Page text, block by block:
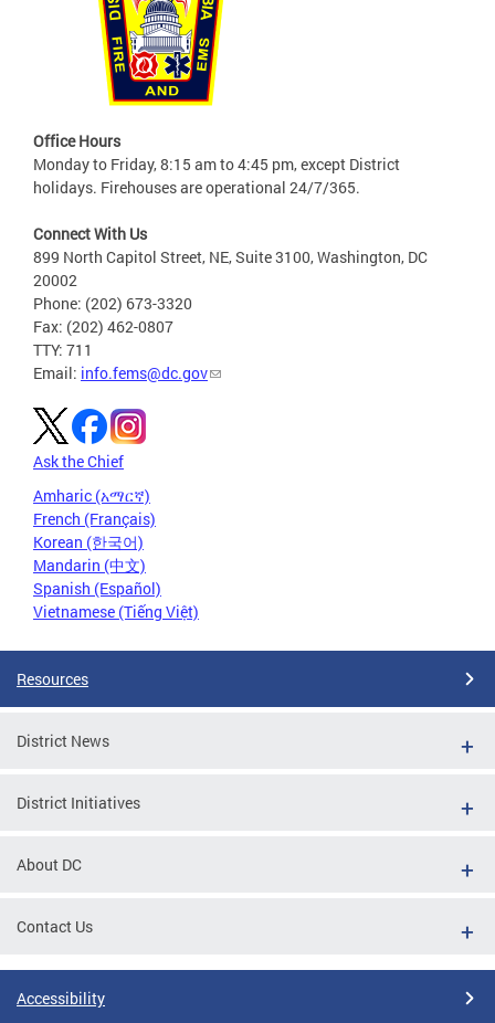
Office Hours
Monday to Friday, 8:15 am to 4:45 pm, except District
holidays. Firehouses are operational 24/7/365.
Connect With Us
899 North Capitol Street, NE, Suite 3100, Washington, DC
20002
Phone: (202) 673-3320
Fax: (202) 462-0807
TTY: 711
Email: info.fems@dc.gov
Ask the Chief
Amharic (አማርኛ)
French (Français)
Korean (한국어)
Mandarin (中文)
Spanish (Español)
Vietnamese (Tiếng Việt)
Resources
District News
District Initiatives
About DC
Contact Us
Accessibility